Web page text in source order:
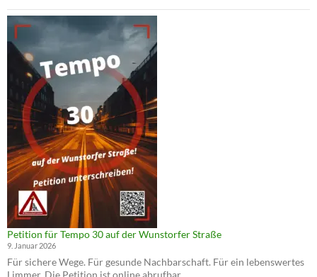
Infoabend:
Cycling
Cities
und
Tempo
30
auf
der
Wunstorfer
Straße
Petition für Tempo 30 auf der Wunstorfer Straße
9. Januar 2026
Für sichere Wege. Für gesunde Nachbarschaft. Für ein lebenswertes